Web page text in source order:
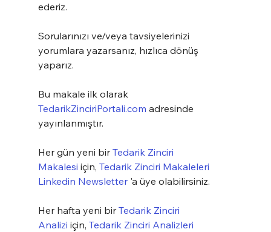
ederiz.
Sorularınızı ve/veya tavsiyelerinizi
yorumlara yazarsanız, hızlıca dönüş
yaparız.
Bu makale ilk olarak
TedarikZinciriPortali.com adresinde
yayınlanmıştır.
Her gün yeni bir Tedarik Zinciri
Makalesi için, Tedarik Zinciri Makaleleri
Linkedin Newsletter 'a üye olabilirsiniz.
Her hafta yeni bir Tedarik Zinciri
Analizi için, Tedarik Zinciri Analizleri